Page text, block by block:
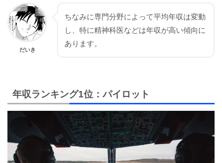
だいき
ちなみに専門分野によって平均年収は変動
し、特に精神科医などは年収が高い傾向に
あります。
年収ランキング1位：パイロット